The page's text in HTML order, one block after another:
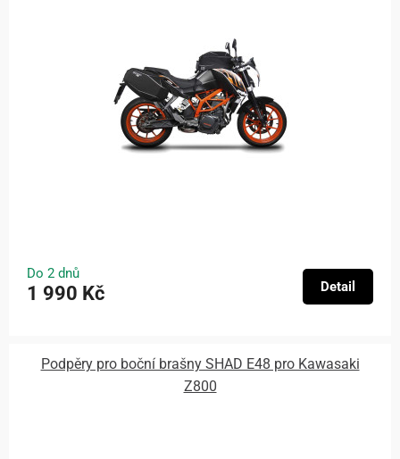
Do 2 dnů
1 990 Kč Detail
Podpěry pro boční brašny SHAD E48 pro Kawasaki
Z800